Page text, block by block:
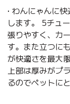
• わんにゃんに
します。 5チュ
張りやすく、カ
す。また立つに
が快適さを最大
上部は厚みがプ
るのでペットに